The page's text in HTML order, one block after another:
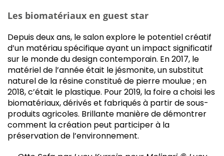
Les biomatériaux en guest star
Depuis deux ans, le salon explore le potentiel créatif
d’un matériau spécifique ayant un impact significatif
sur le monde du design contemporain. En 2017, le
matériel de l’année était le jésmonite, un substitut
naturel de la résine constitué de pierre moulue ; en
2018, c’était le plastique. Pour 2019, la foire a choisi les
biomatériaux, dérivés et fabriqués à partir de sous-
produits agricoles. Brillante manière de démontrer
comment la création peut participer à la
préservation de l’environnement.